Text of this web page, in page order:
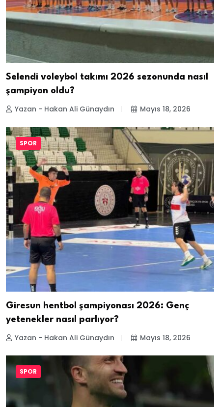
Selendi voleybol takımı 2026 sezonunda nasıl
şampiyon oldu?
Yazan - Hakan Ali Günaydın Mayıs 18, 2026
SPOR
Giresun hentbol şampiyonası 2026: Genç
yetenekler nasıl parlıyor?
Yazan - Hakan Ali Günaydın Mayıs 18, 2026
SPOR